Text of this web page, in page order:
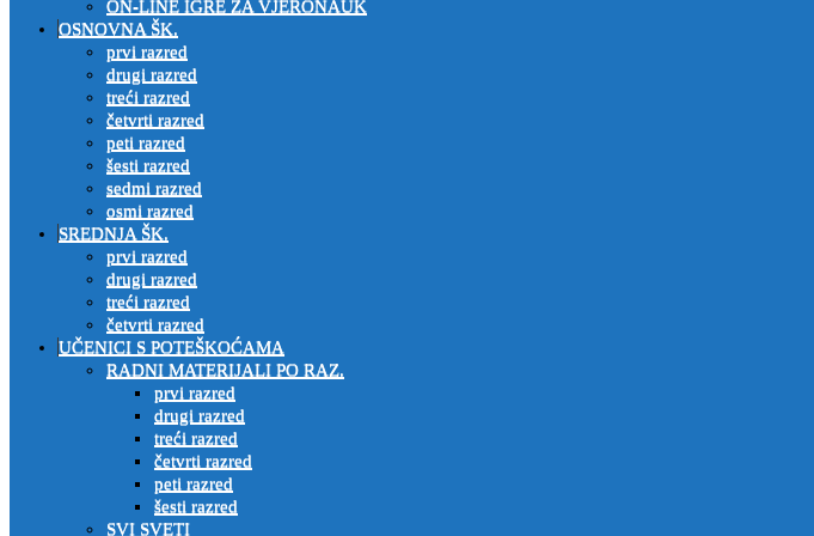
ON-LINE IGRE ZA VJERONAUK
OSNOVNA ŠK.
prvi razred
drugi razred
treći razred
četvrti razred
peti razred
šesti razred
sedmi razred
osmi razred
SREDNJA ŠK.
prvi razred
drugi razred
treći razred
četvrti razred
UČENICI S POTEŠKOĆAMA
RADNI MATERIJALI PO RAZ.
prvi razred
drugi razred
treći razred
četvrti razred
peti razred
šesti razred
SVI SVETI